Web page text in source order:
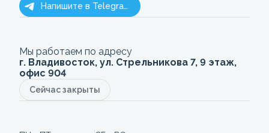
Напишите в Telegram
Мы работаем по адресу
г. Владивосток, ул. Стрельникова 7, 9 этаж,
офис 904
Сейчас закрыты